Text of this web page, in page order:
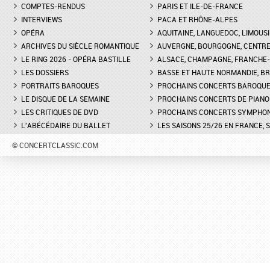
COMPTES-RENDUS
INTERVIEWS
OPÉRA
ARCHIVES DU SIÈCLE ROMANTIQUE
LE RING 2026 - OPÉRA BASTILLE
LES DOSSIERS
PORTRAITS BAROQUES
LE DISQUE DE LA SEMAINE
LES CRITIQUES DE DVD
L'ABÉCÉDAIRE DU BALLET
PARIS ET ILE-DE-FRANCE
PACA ET RHÔNE-ALPES
AQUITAINE, LANGUEDOC,
AUVERGNE, BOURGOGNE, CENTRE
ALSACE, CHAMPAGNE,
BASSE ET HAUTE NORMANDIE,
PROCHAINS CONCERTS
PROCHAINS CONCERTS DE PIANO
PROCHAINS CONCERTS
LES SAISONS 25/26 EN FRANCE,
© CONCERTCLASSIC.COM